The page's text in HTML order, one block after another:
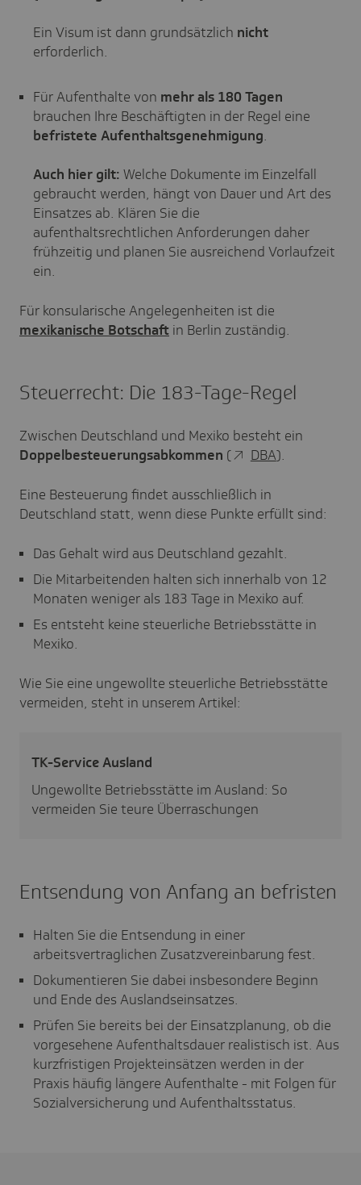
Ein Visum ist dann grundsätzlich nicht
erforderlich.
Für Aufenthalte von mehr als 180 Tagen
brauchen Ihre Beschäftigten in der Regel eine
befristete Aufenthaltsgenehmigung.
Auch hier gilt: Welche Dokumente im Einzelfall
gebraucht werden, hängt von Dauer und Art des
Einsatzes ab. Klären Sie die
aufenthaltsrechtlichen Anforderungen daher
frühzeitig und planen Sie ausreichend Vorlaufzeit
ein.
Für konsularische Angelegenheiten ist die
mexikanische Botschaft in Berlin zuständig.
Steuerrecht: Die 183-Tage-Regel
Zwischen Deutschland und Mexiko besteht ein
Doppelbesteuerungsabkommen ( DBA).
Eine Besteuerung findet ausschließlich in
Deutschland statt, wenn diese Punkte erfüllt sind:
Das Gehalt wird aus Deutschland gezahlt.
Die Mitarbeitenden halten sich innerhalb von 12
Monaten weniger als 183 Tage in Mexiko auf.
Es entsteht keine steuerliche Betriebsstätte in
Mexiko.
Wie Sie eine ungewollte steuerliche Betriebsstätte
vermeiden, steht in unserem Artikel:
TK-Service Ausland
Ungewollte Betriebsstätte im Ausland: So
vermeiden Sie teure Überraschungen
Entsendung von Anfang an befristen
Halten Sie die Entsendung in einer
arbeitsvertraglichen Zusatzvereinbarung fest.
Dokumentieren Sie dabei insbesondere Beginn
und Ende des Auslandseinsatzes.
Prüfen Sie bereits bei der Einsatzplanung, ob die
vorgesehene Aufenthaltsdauer realistisch ist. Aus
kurzfristigen Projekteinsätzen werden in der
Praxis häufig längere Aufenthalte - mit Folgen für
Sozialversicherung und Aufenthaltsstatus.